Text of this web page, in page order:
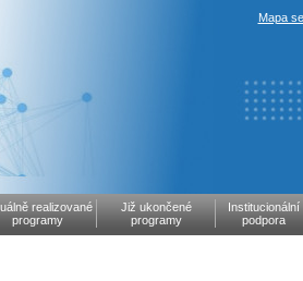
Mapa
realizované
programy
Již ukončené
programy
Institucionální
podpora